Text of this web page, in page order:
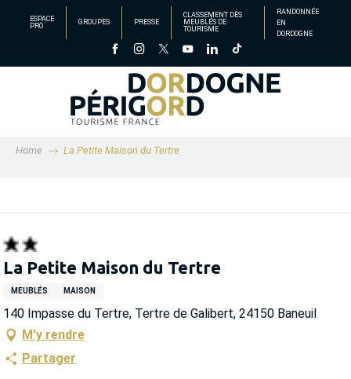
principal
ESPACE
PRO
GROUPES PRESSE
CLASSEMENT DES
MEUBLÉS DE
TOURISME
RANDONNÉE
EN
DORDOGNE
Home La Petite Maison du Tertre
La Petite Maison du Tertre
MEUBLÉS MAISON
140 Impasse du Tertre, Tertre de Galibert, 24150 Baneuil
M'y rendre
Partager